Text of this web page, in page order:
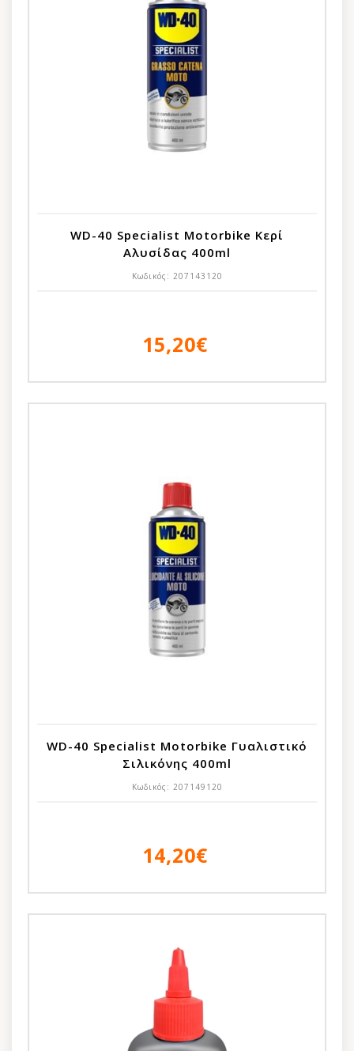
WD-40 Specialist Motorbike Κερί
Αλυσίδας 400ml
Κωδικός: 207143120
15,20€
WD-40 Specialist Motorbike Γυαλιστικό
Σιλικόνης 400ml
Κωδικός: 207149120
14,20€